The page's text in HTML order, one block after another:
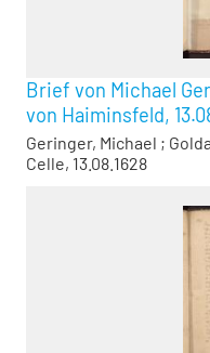
Brief von Michael
von Haiminsfeld,
Geringer, Michael ;
Celle, 13.08.1628